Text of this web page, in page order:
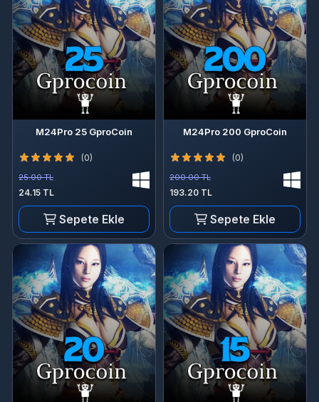
M24Pro 25 GproCoin
(0)
25.00 TL
24.15 TL
Sepete Ekle
M24Pro 200 GproCoin
(0)
200.00 TL
193.20 TL
Sepete Ekle